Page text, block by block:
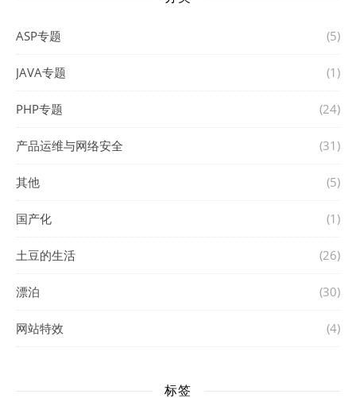
ASP专题 (5)
JAVA专题 (1)
PHP专题 (24)
产品运维与网络安全 (31)
其他 (5)
国产化 (1)
土豆的生活 (26)
漂泊 (30)
网站特效 (4)
标签